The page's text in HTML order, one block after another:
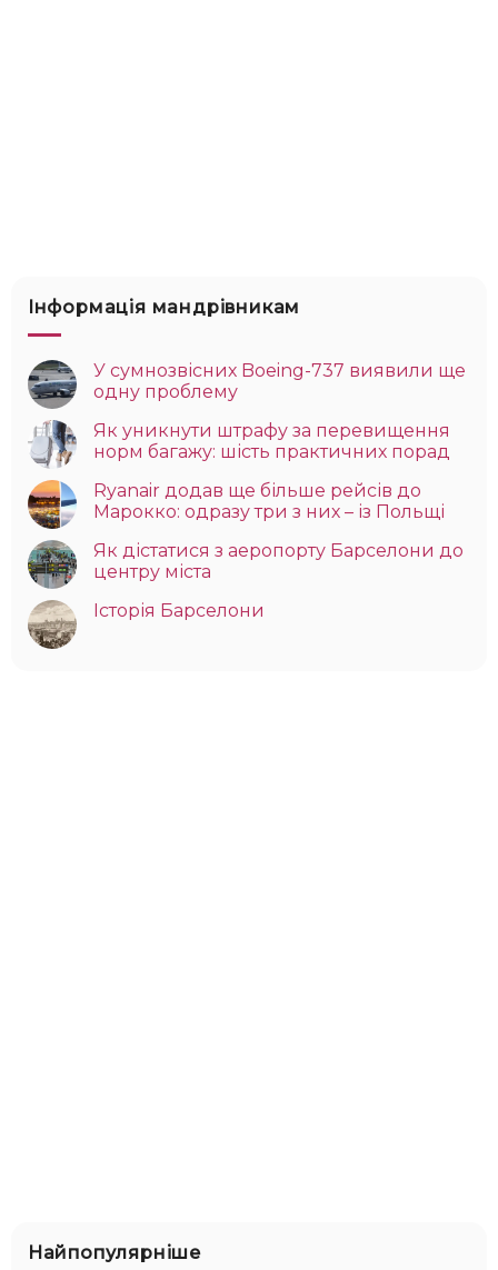
Інформація мандрівникам
У сумнозвісних Boeing-737 виявили ще
одну проблему
Як уникнути штрафу за перевищення
норм багажу: шість практичних порад
Ryanair додав ще більше рейсів до
Марокко: одразу три з них – із Польщі
Як дістатися з аеропорту Барселони до
центру міста
Історія Барселони
Найпопулярніше